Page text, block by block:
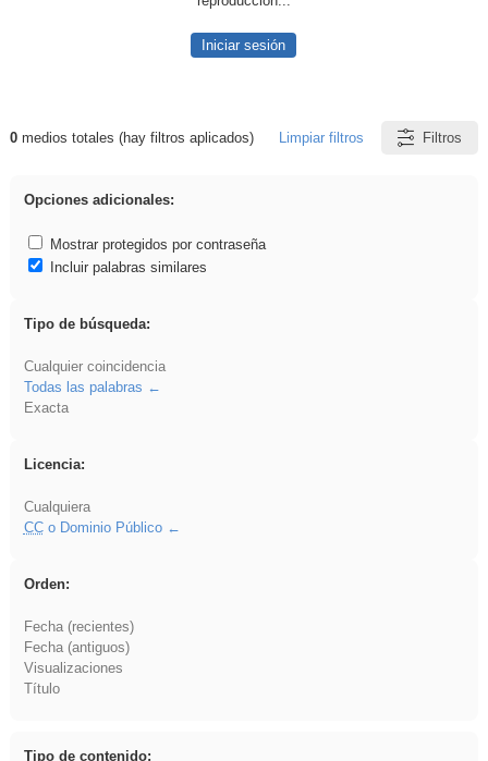
Iniciar sesión
Resultados de: platillos
0medios totales (hay filtros aplicados) Limpiar filtros Filtros
Opciones adicionales:
Mostrar protegidos por contraseña
Incluir palabras similares
Tipo de búsqueda:
Cualquier coincidencia
Todas las palabras
Exacta
Licencia:
Cualquiera
CCo Dominio Público
Orden:
Fecha (recientes)
Fecha (antiguos)
Visualizaciones
Título
Tipo de contenido: